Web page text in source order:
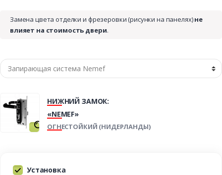
Замена цвета отделки и фрезеровки (рисунки на панелях)не
влияет на стоимость двери.
НИЖНИЙ ЗАМОК:
«NEMEF»
ОГНЕСТОЙКИЙ (НИДЕРЛАНДЫ)
Установка